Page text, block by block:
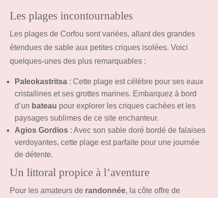
Les plages incontournables
Les plages de Corfou sont variées, allant des grandes
étendues de sable aux petites criques isolées. Voici
quelques-unes des plus remarquables :
Paleokastritsa : Cette plage est célèbre pour ses eaux
cristallines et ses grottes marines. Embarquez à bord
d’un bateau pour explorer les criques cachées et les
paysages sublimes de ce site enchanteur.
Agios Gordios : Avec son sable doré bordé de falaises
verdoyantes, cette plage est parfaite pour une journée
de détente.
Un littoral propice à l’aventure
Pour les amateurs de randonnée, la côte offre de